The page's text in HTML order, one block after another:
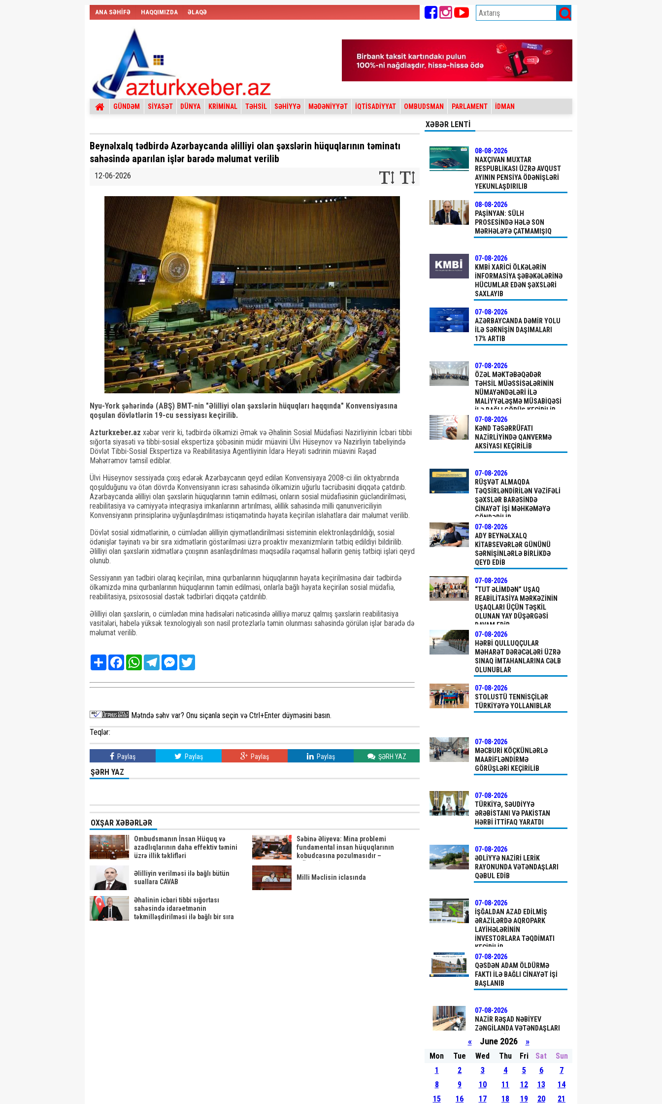
ANA SƏHİFƏ HAQQIMIZDA ƏLAQƏ
GÜNDƏM SİYASƏT DÜNYA KRİMİNAL TƏHSİL SƏHİYYƏ MƏDƏNİYYƏT İQTİSADİYYAT OMBUDSMAN PARLAMENT İDMAN
Beynəlxalq tədbirdə Azərbaycanda əlilliyi olan şəxslərin hüquqlarının təminatı
sahəsində aparılan işlər barədə məlumat verilib
12-06-2026
Nyu-York şəhərində (ABŞ) BMT-nin "Əlilliyi olan şəxslərin hüquqları haqqında" Konvensiyasına
qoşulan dövlətlərin 19-cu sessiyası keçirilib.
Azturkxeber.az xəbər verir ki, tədbirdə ölkəmizi Əmək və Əhalinin Sosial Müdafiəsi Nazirliyinin İcbari tibbi
sığorta siyasəti və tibbi-sosial ekspertiza şöbəsinin müdir müavini Ülvi Hüseynov və Nazirliyin tabeliyində
Dövlət Tibbi-Sosial Ekspertiza və Reabilitasiya Agentliyinin İdarə Heyəti sədrinin müavini Rəşad
Məhərrəmov təmsil ediblər.
Ülvi Hüseynov sessiyada çıxış edərək Azərbaycanın qeyd edilən Konvensiyaya 2008-ci ilin oktyabrında
qoşulduğunu və ötən dövrdə Konvensiyanın icrası sahəsində ölkəmizin uğurlu təcrübəsini diqqətə çatdırıb.
Azərbaycanda əlilliyi olan şəxslərin hüquqlarının təmin edilməsi, onların sosial müdafiəsinin gücləndirilməsi,
reabilitasiya və cəmiyyətə inteqrasiya imkanlarının artırılması, əlillik sahəsində milli qanunvericiliyin
Konvensiyanın prinsiplərinə uyğunlaşdırılması istiqamətində həyata keçirilən islahatlara dair məlumat verilib.
Dövlət sosial xidmətlərinin, o cümlədən əlilliyin qiymətləndirilməsi sisteminin elektronlaşdırıldığı, sosial
ödənişlər təyinatı və bir sıra xidmətlərin göstərilməsi üzrə proaktiv mexanizmlərin tətbiq edildiyi bildirilib.
Əlilliyi olan şəxslərin xidmətlərə çıxışının asanlaşdırılması məqsədilə rəqəmsal həllərin geniş tətbiqi işləri qeyd
olunub.
Sessiyanın yan tədbiri olaraq keçirilən, mina qurbanlarının hüquqlarının həyata keçirilməsinə dair tədbirdə
ölkəmizdə mina qurbanlarının hüquqlarının təmin edilməsi, onlarla bağlı həyata keçirilən sosial müdafiə,
reabilitasiya, psixososial dəstək tədbirləri diqqətə çatdırılıb.
Əlilliyi olan şəxslərin, o cümlədən mina hadisələri nəticəsində əlilliyə məruz qalmış şəxslərin reabilitasiya
vasitələri, habelə yüksək texnologiyalı son nəsil protezlərlə təmin olunması sahəsində görülən işlər barədə də
məlumat verilib.
Share FacebookWhatsAppTelegramMessenger
Mətndə səhv var? Onu siçanla seçin və Ctrl+Enter düyməsini basın.
Teqlər:
Paylaş Paylaş Paylaş Paylaş ŞƏRH YAZ
ŞƏRH YAZ
OXŞAR XƏBƏRLƏR
Ombudsmanın İnsan Hüquq və
azadlıqlarının daha effektiv təmini
üzrə illik təklifləri
Səbinə Əliyeva: Mina problemi
fundamental insan hüquqlarının
kobudcasına pozulmasıdır –
Əlilliyin verilməsi ilə bağlı bütün
suallara CAVAB
Milli Məclisin iclasında
Əhalinin icbari tibbi sığortası
sahəsində idarəetmənin
təkmilləşdirilməsi ilə bağlı bir sıra
XƏBƏR LENTİ
08-08-2026
NAXÇIVAN MUXTAR
RESPUBLIKASI ÜZRƏ AVQUST
AYININ PENSIYA ÖDƏNIŞLƏRI
YEKUNLAŞDIRILIB
08-08-2026
PAŞINYAN: SÜLH
PROSESINDƏ HƏLƏ SON
MƏRHƏLƏYƏ ÇATMAMIŞIQ
07-08-2026
KMBİ XARICI ÖLKƏLƏRIN
INFORMASIYA ŞƏBƏKƏLƏRINƏ
HÜCUMLAR EDƏN ŞƏXSLƏRI
SAXLAYIB
07-08-2026
AZƏRBAYCANDA DƏMIR YOLU
ILƏ SƏRNIŞIN DAŞIMALARI
17% ARTIB
07-08-2026
ÖZƏL MƏKTƏBƏQƏDƏR
TƏHSIL MÜƏSSISƏLƏRININ
NÜMAYƏNDƏLƏRI ILƏ
MALIYYƏLƏŞMƏ MÜSABIQƏSI
ILƏ BAĞLI GÖRÜŞ KEÇIRILIB
07-08-2026
KƏND TƏSƏRRÜFATI
NAZIRLIYINDƏ QANVERMƏ
AKSIYASI KEÇIRILIB
07-08-2026
RÜŞVƏT ALMAQDA
TƏQSIRLƏNDIRILƏN VƏZIFƏLI
ŞƏXSLƏR BARƏSINDƏ
CINAYƏT IŞI MƏHKƏMƏYƏ
GÖNDƏRILIB
07-08-2026
ADY BEYNƏLXALQ
KITABSEVƏRLƏR GÜNÜNÜ
SƏRNIŞINLƏRLƏ BIRLIKDƏ
QEYD EDIB
07-08-2026
“TUT ƏLIMDƏN” UŞAQ
REABILITASIYA MƏRKƏZININ
UŞAQLARI ÜÇÜN TƏŞKIL
OLUNAN YAY DÜŞƏRGƏSI
DAVAM EDIR
07-08-2026
HƏRBI QULLUQÇULAR
MƏHARƏT DƏRƏCƏLƏRI ÜZRƏ
SINAQ IMTAHANLARINA CƏLB
OLUNUBLAR
07-08-2026
STOLUSTÜ TENNISÇILƏR
TÜRKIYƏYƏ YOLLANIBLAR
07-08-2026
MƏCBURI KÖÇKÜNLƏRLƏ
MAARIFLƏNDIRMƏ
GÖRÜŞLƏRI KEÇIRILIB
07-08-2026
TÜRKIYƏ, SƏUDIYYƏ
ƏRƏBISTANI VƏ PAKISTAN
HƏRBI ITTIFAQ YARATDI
07-08-2026
ƏDLIYYƏ NAZIRI LERIK
RAYONUNDA VƏTƏNDAŞLARI
QƏBUL EDIB
07-08-2026
İŞĞALDAN AZAD EDILMIŞ
ƏRAZILƏRDƏ AQROPARK
LAYIHƏLƏRININ
INVESTORLARA TƏQDIMATI
KEÇIRILIB
07-08-2026
QƏSDƏN ADAM ÖLDÜRMƏ
FAKTI ILƏ BAĞLI CINAYƏT IŞI
BAŞLANIB
07-08-2026
NAZIR RƏŞAD NƏBIYEV
ZƏNGILANDA VƏTƏNDAŞLARI
QƏBUL EDIB
BIRBANK BIZNES-DƏN MIKRO
BIZNES KREDITINƏ 5%-DƏK
ENDIRIM
«June 2026 »
Mon Tue Wed Thu Fri Sat
Sun
1
2 3 4 5 6
7
8
9 10 11 12 13
14
15
16 17 18 19 20 21